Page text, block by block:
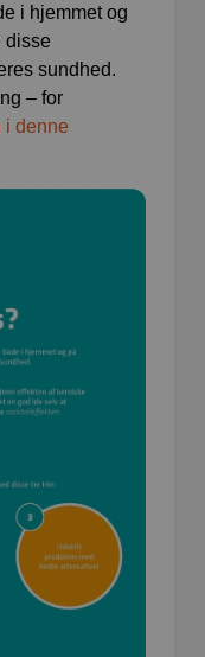
i hjemmet og
disse
sundhed.
– for
i denne